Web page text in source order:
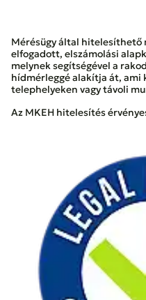
Mérésügy által hitelesíthető
elfogadott, elszámolási
melynek segítségével a
hídmérleggé alakítja át, ami
telephelyeken vagy távoli
Az MKEH hitelesítés